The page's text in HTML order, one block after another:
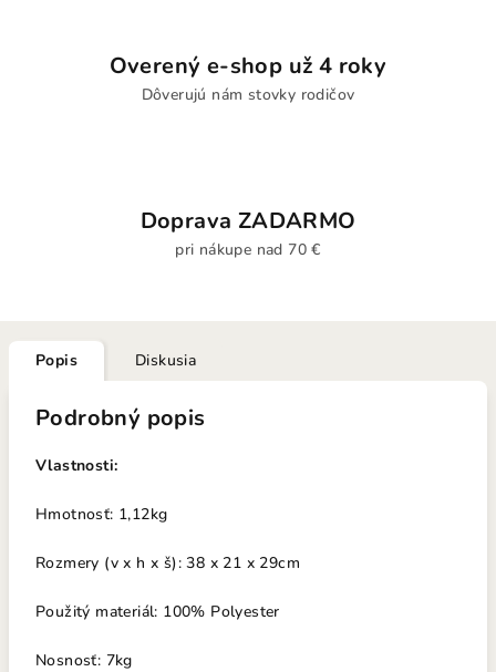
Overený e-shop už 4 roky
Dôverujú nám stovky rodičov
Doprava ZADARMO
pri nákupe nad 70 €
Popis Diskusia
Podrobný popis
Vlastnosti:
Hmotnosť: 1,12kg
Rozmery (v x h x š): 38 x 21 x 29cm
Použitý materiál: 100% Polyester
Nosnosť: 7kg